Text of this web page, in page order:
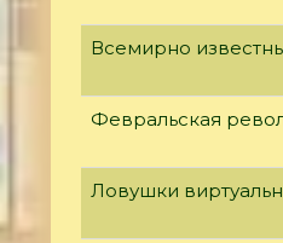
Всемирно
Февральская
Ловушки